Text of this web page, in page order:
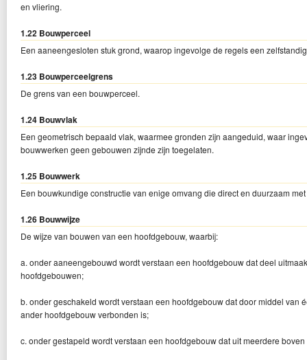
en vliering.
1.22 Bouwperceel
Een aaneengesloten stuk grond, waarop ingevolge de regels een
1.23 Bouwperceelgrens
De grens van een bouwperceel.
1.24 Bouwvlak
Een geometrisch bepaald vlak, waarmee gronden zijn aangeduid, waar
bouwwerken geen gebouwen zijnde zijn toegelaten.
1.25 Bouwwerk
Een bouwkundige constructie van enige omvang die direct en duurzaam
1.26 Bouwwijze
De wijze van bouwen van een hoofdgebouw, waarbij:
a. onder aaneengebouwd wordt verstaan een hoofdgebouw dat deel
hoofdgebouwen;
b. onder geschakeld wordt verstaan een hoofdgebouw dat door middel van
ander hoofdgebouw verbonden is;
c. onder gestapeld wordt verstaan een hoofdgebouw dat uit meerdere